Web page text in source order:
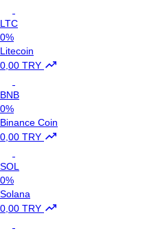
LTC
0%
Litecoin
0,00 TRY
BNB
0%
Binance Coin
0,00 TRY
SOL
0%
Solana
0,00 TRY